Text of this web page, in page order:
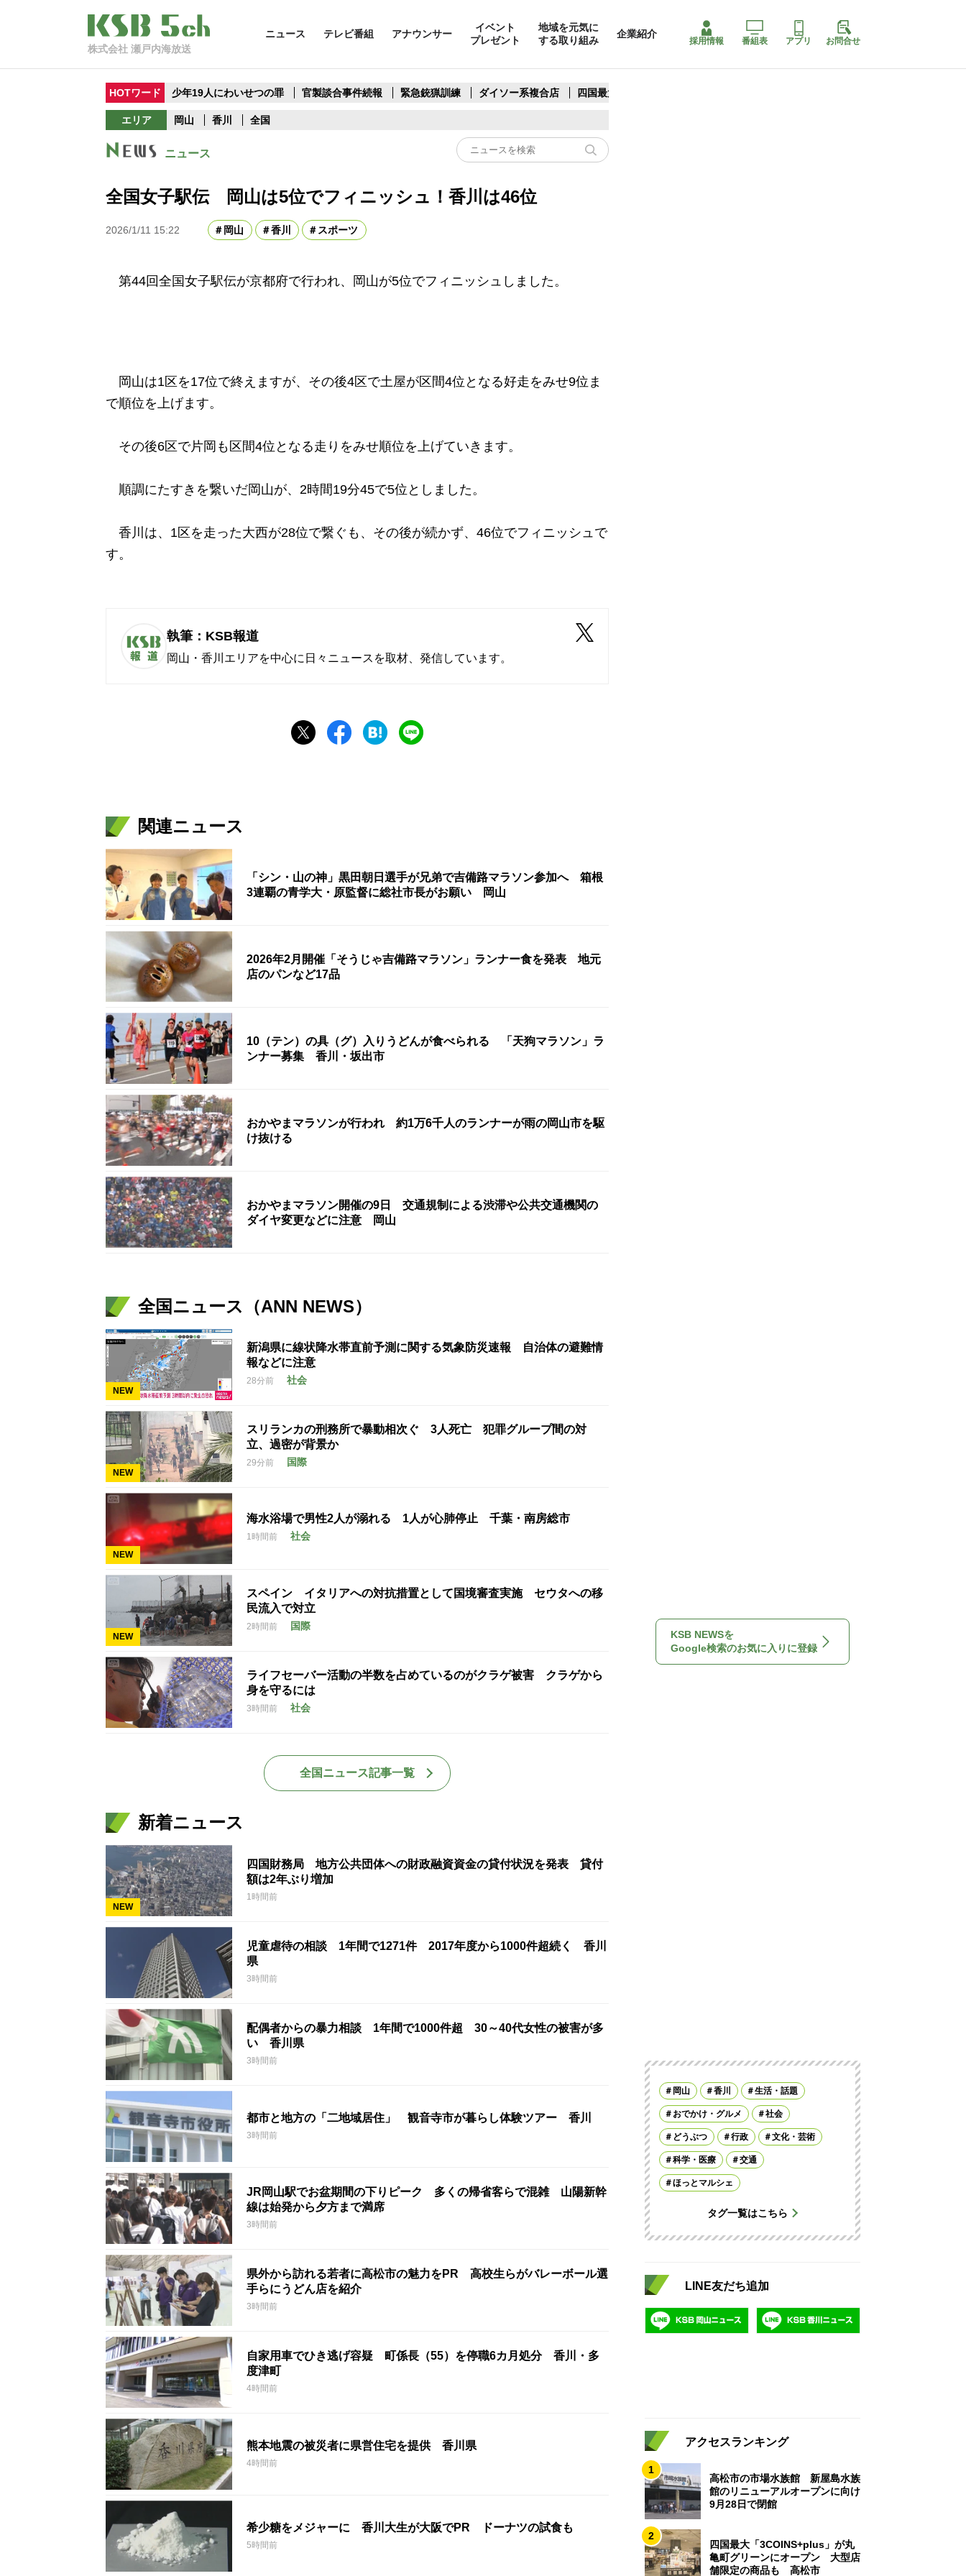
株式会社 瀬戸内海放送
ニュース テレビ番組 アナウンサー
イベント
プレゼント
地域を元気に
する取り組み
企業紹介
採用情報 番組表 アプリ お問合せ
HOTワード 少年19人にわいせつの罪 官製談合事件続報 緊急銃猟訓練 ダイソー系複合店 四国最大スリコ
エリア 岡山 香川 全国
ニュース
全国女子駅伝 岡山は5位でフィニッシュ！香川は46位
2026/1/11 15:22 岡山 香川 スポーツ
第44回全国女子駅伝が京都府で行われ、岡山が5位でフィニッシュしました。
岡山は1区を17位で終えますが、その後4区で土屋が区間4位となる好走をみせ9位ま
で順位を上げます。
その後6区で片岡も区間4位となる走りをみせ順位を上げていきます。
順調にたすきを繋いだ岡山が、2時間19分45で5位としました。
香川は、1区を走った大西が28位で繋ぐも、その後が続かず、46位でフィニッシュで
す。
執筆：KSB報道
岡山・香川エリアを中心に日々ニュースを取材、発信しています。
関連ニュース
「シン・山の神」黒田朝日選手が兄弟で吉備路マラソン参加へ 箱根
3連覇の青学大・原監督に総社市長がお願い 岡山
2026年2月開催「そうじゃ吉備路マラソン」ランナー食を発表 地元
店のパンなど17品
10（テン）の具（グ）入りうどんが食べられる 「天狗マラソン」ラ
ンナー募集 香川・坂出市
おかやまマラソンが行われ 約1万6千人のランナーが雨の岡山市を駆
け抜ける
おかやまマラソン開催の9日 交通規制による渋滞や公共交通機関の
ダイヤ変更などに注意 岡山
全国ニュース（ANN NEWS）
NEW
新潟県に線状降水帯直前予測に関する気象防災速報 自治体の避難情
報などに注意
28分前 社会
NEW
スリランカの刑務所で暴動相次ぐ 3人死亡 犯罪グループ間の対
立、過密が背景か
29分前 国際
NEW
海水浴場で男性2人が溺れる 1人が心肺停止 千葉・南房総市
1時間前 社会
NEW
スペイン イタリアへの対抗措置として国境審査実施 セウタへの移
民流入で対立
2時間前 国際
ライフセーバー活動の半数を占めているのがクラゲ被害 クラゲから
身を守るには
3時間前 社会
全国ニュース記事一覧
新着ニュース
NEW
四国財務局 地方公共団体への財政融資資金の貸付状況を発表 貸付
額は2年ぶり増加
1時間前
児童虐待の相談 1年間で1271件 2017年度から1000件超続く 香川
県
3時間前
配偶者からの暴力相談 1年間で1000件超 30～40代女性の被害が多
い 香川県
3時間前
都市と地方の「二地域居住」 観音寺市が暮らし体験ツアー 香川
3時間前
JR岡山駅でお盆期間の下りピーク 多くの帰省客らで混雑 山陽新幹
線は始発から夕方まで満席
3時間前
県外から訪れる若者に高松市の魅力をPR 高校生らがバレーボール選
手らにうどん店を紹介
3時間前
自家用車でひき逃げ容疑 町係長（55）を停職6カ月処分 香川・多
度津町
4時間前
熊本地震の被災者に県営住宅を提供 香川県
4時間前
希少糖をメジャーに 香川大生が大阪でPR ドーナツの試食も
5時間前
KSB NEWSを
Google検索のお気に入りに登録
岡山 香川 生活・話題
おでかけ・グルメ 社会
どうぶつ 行政 文化・芸術
科学・医療 交通
ほっとマルシェ
タグ一覧はこちら
LINE友だち追加
アクセスランキング
1
高松市の市場水族館 新屋島水族
館のリニューアルオープンに向け
9月28日で閉館
2
四国最大「3COINS+plus」が丸
亀町グリーンにオープン 大型店
舗限定の商品も 高松市